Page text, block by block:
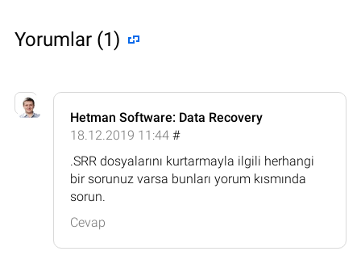
Yorumlar (1)
Hetman Software: Data Recovery
18.12.2019 11:44 #
.SRR dosyalarını kurtarmayla ilgili herhangi
bir sorunuz varsa bunları yorum kısmında
sorun.
Cevap